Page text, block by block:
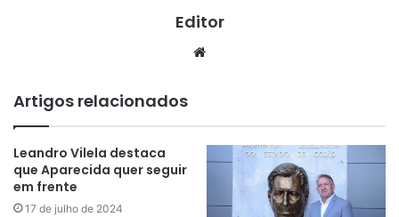
Editor
Website
Artigos relacionados
Leandro Vilela destaca
que Aparecida quer seguir
em frente
17 de julho de 2024